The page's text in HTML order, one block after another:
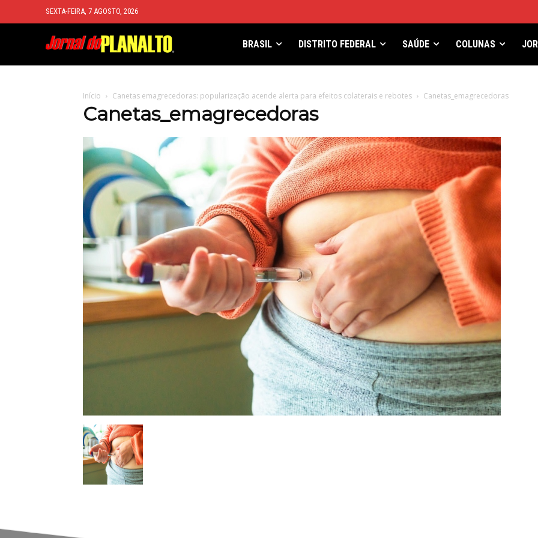
SEXTA-FEIRA, 7 AGOSTO, 2026
BRASIL DISTRITO FEDERAL SAÚDE COLUNAS
Início Canetas emagrecedoras: popularização acende alerta para efeitos colaterais e rebotes Canetas_emagrecedoras
Canetas_emagrecedoras